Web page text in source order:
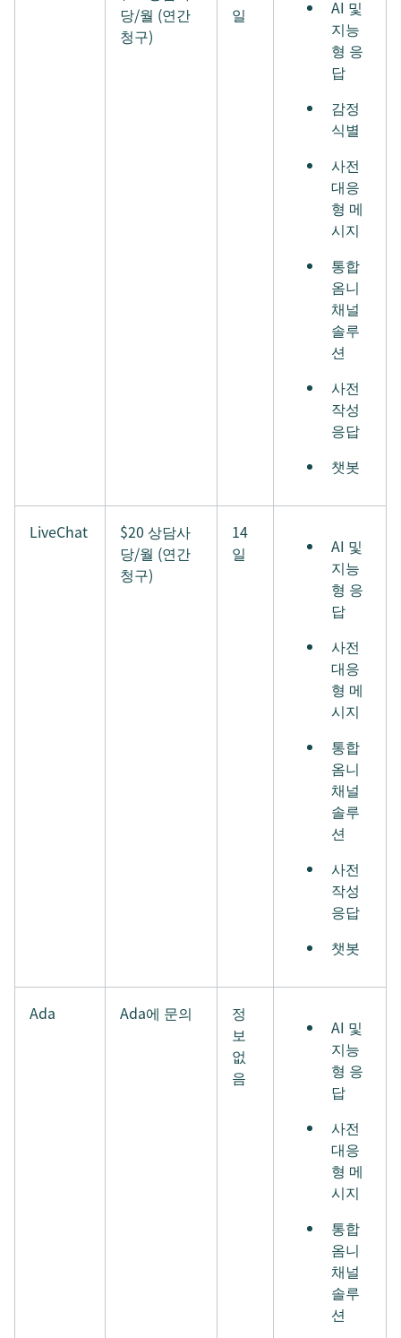
당/월 (연간
청구)
일
AI 및
지능
형 응
답
감정
식별
사전
대응
형 메
시지
통합
옴니
채널
솔루
션
사전
작성
응답
챗봇
LiveChat
$20 상담사
당/월 (연간
청구)
14
일
AI 및
지능
형 응
답
사전
대응
형 메
시지
통합
옴니
채널
솔루
션
사전
작성
응답
챗봇
Ada Ada에 문의
정
보
없
음
AI 및
지능
형 응
답
사전
대응
형 메
시지
통합
옴니
채널
솔루
션